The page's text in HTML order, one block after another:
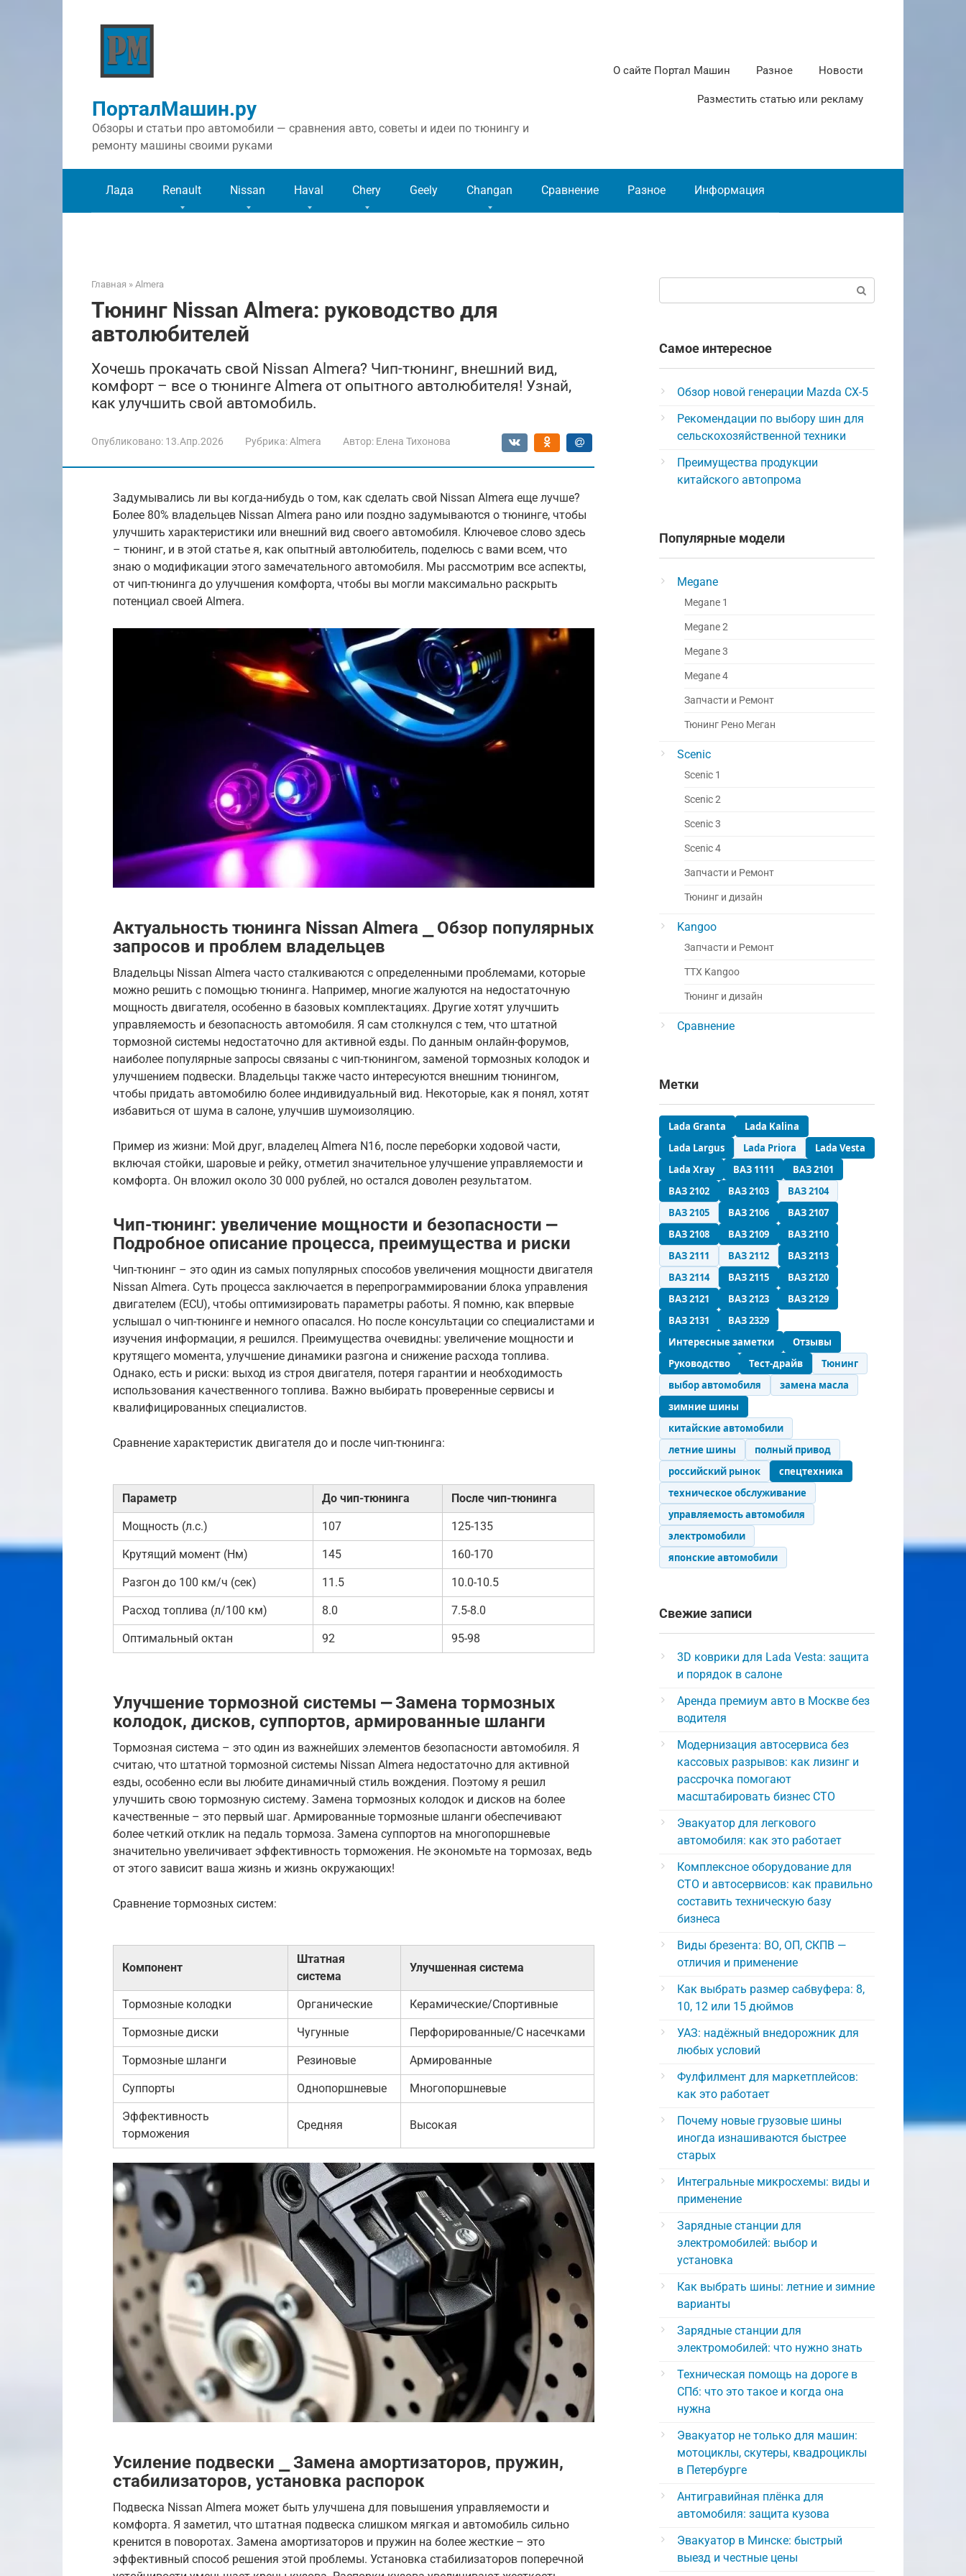
ПорталМашин.ру
Обзоры и статьи про автомобили — сравнения авто, советы и идеи по тюнингу и
ремонту машины своими руками
О сайте Портал Машин Разное Новости
Разместить статью или рекламу
Лада Renault Nissan Haval Chery Geely Changan Сравнение Разное Информация
Главная » Almera
Тюнинг Nissan Almera: руководство для
автолюбителей
Хочешь прокачать свой Nissan Almera? Чип-тюнинг, внешний вид,
комфорт – все о тюнинге Almera от опытного автолюбителя! Узнай,
как улучшить свой автомобиль.
Опубликовано: 13.Апр.2026 Рубрика: Almera Автор: Елена Тихонова
Задумывались ли вы когда-нибудь о том, как сделать свой Nissan Almera еще лучше?
Более 80% владельцев Nissan Almera рано или поздно задумываются о тюнинге, чтобы
улучшить характеристики или внешний вид своего автомобиля. Ключевое слово здесь
– тюнинг, и в этой статье я, как опытный автолюбитель, поделюсь с вами всем, что
знаю о модификации этого замечательного автомобиля. Мы рассмотрим все аспекты,
от чип-тюнинга до улучшения комфорта, чтобы вы могли максимально раскрыть
потенциал своей Almera.
Актуальность тюнинга Nissan Almera ⎯ Обзор популярных
запросов и проблем владельцев
Владельцы Nissan Almera часто сталкиваются с определенными проблемами, которые
можно решить с помощью тюнинга. Например, многие жалуются на недостаточную
мощность двигателя, особенно в базовых комплектациях. Другие хотят улучшить
управляемость и безопасность автомобиля. Я сам столкнулся с тем, что штатной
тормозной системы недостаточно для активной езды. По данным онлайн-форумов,
наиболее популярные запросы связаны с чип-тюнингом, заменой тормозных колодок и
улучшением подвески. Владельцы также часто интересуются внешним тюнингом,
чтобы придать автомобилю более индивидуальный вид. Некоторые, как я понял, хотят
избавиться от шума в салоне, улучшив шумоизоляцию.
Пример из жизни: Мой друг, владелец Almera N16, после переборки ходовой части,
включая стойки, шаровые и рейку, отметил значительное улучшение управляемости и
комфорта. Он вложил около 30 000 рублей, но остался доволен результатом.
Чип-тюнинг: увеличение мощности и безопасности ⎼
Подробное описание процесса, преимущества и риски
Чип-тюнинг – это один из самых популярных способов увеличения мощности двигателя
Nissan Almera. Суть процесса заключается в перепрограммировании блока управления
двигателем (ECU), чтобы оптимизировать параметры работы. Я помню, как впервые
услышал о чип-тюнинге и немного опасался. Но после консультации со специалистами и
изучения информации, я решился. Преимущества очевидны: увеличение мощности и
крутящего момента, улучшение динамики разгона и снижение расхода топлива.
Однако, есть и риски: выход из строя двигателя, потеря гарантии и необходимость
использования качественного топлива. Важно выбирать проверенные сервисы и
квалифицированных специалистов.
Сравнение характеристик двигателя до и после чип-тюнинга:
Параметр До чип-тюнинга После чип-тюнинга
Мощность (л.с.) 107 125-135
Крутящий момент (Нм) 145 160-170
Разгон до 100 км/ч (сек) 11.5 10.0-10.5
Расход топлива (л/100 км) 8.0 7.5-8.0
Оптимальный октан 92 95-98
Улучшение тормозной системы ⎼ Замена тормозных
колодок, дисков, суппортов, армированные шланги
Тормозная система – это один из важнейших элементов безопасности автомобиля. Я
считаю, что штатной тормозной системы Nissan Almera недостаточно для активной
езды, особенно если вы любите динамичный стиль вождения. Поэтому я решил
улучшить свою тормозную систему. Замена тормозных колодок и дисков на более
качественные – это первый шаг. Армированные тормозные шланги обеспечивают
более четкий отклик на педаль тормоза. Замена суппортов на многопоршневые
значительно увеличивает эффективность торможения. Не экономьте на тормозах, ведь
от этого зависит ваша жизнь и жизнь окружающих!
Сравнение тормозных систем:
Компонент
Штатная
система
Улучшенная система
Тормозные колодки Органические Керамические/Спортивные
Тормозные диски Чугунные Перфорированные/С насечками
Тормозные шланги Резиновые Армированные
Суппорты Однопоршневые Многопоршневые
Эффективность
торможения
Средняя Высокая
Усиление подвески ⎯ Замена амортизаторов, пружин,
стабилизаторов, установка распорок
Подвеска Nissan Almera может быть улучшена для повышения управляемости и
комфорта. Я заметил, что штатная подвеска слишком мягкая и автомобиль сильно
кренится в поворотах. Замена амортизаторов и пружин на более жесткие – это
эффективный способ решения этой проблемы. Установка стабилизаторов поперечной
Самое интересное
Обзор новой генерации Mazda CX-5
Рекомендации по выбору шин для
сельскохозяйственной техники
Преимущества продукции
китайского автопрома
Популярные модели
Megane
Megane 1
Megane 2
Megane 3
Megane 4
Запчасти и Ремонт
Тюнинг Рено Меган
Scenic
Scenic 1
Scenic 2
Scenic 3
Scenic 4
Запчасти и Ремонт
Тюнинг и дизайн
Kangoo
Запчасти и Ремонт
ТТХ Kangoo
Тюнинг и дизайн
Сравнение
Метки
Lada Granta
Lada Kalina
Lada Largus
Lada Priora
Lada Vesta
Lada Xray
ВАЗ 1111
ВАЗ 2101
ВАЗ 2102
ВАЗ 2103
ВАЗ 2104
ВАЗ 2105
ВАЗ 2106
ВАЗ 2107
ВАЗ 2108
ВАЗ 2109
ВАЗ 2110
ВАЗ 2111
ВАЗ 2112
ВАЗ 2113
ВАЗ 2114
ВАЗ 2115
ВАЗ 2120
ВАЗ 2121
ВАЗ 2123
ВАЗ 2129
ВАЗ 2131
ВАЗ 2329
Интересные заметки
Отзывы
Руководство
Тест-драйв
Тюнинг
выбор автомобиля
замена масла
зимние шины
китайские автомобили
летние шины
полный привод
российский рынок
спецтехника
техническое обслуживание
управляемость автомобиля
электромобили
японские автомобили
Свежие записи
3D коврики для Lada Vesta: защита
и порядок в салоне
Аренда премиум авто в Москве без
водителя
Модернизация автосервиса без
кассовых разрывов: как лизинг и
рассрочка помогают
масштабировать бизнес СТО
Эвакуатор для легкового
автомобиля: как это работает
Комплексное оборудование для
СТО и автосервисов: как правильно
составить техническую базу
бизнеса
Виды брезента: ВО, ОП, СКПВ —
отличия и применение
Как выбрать размер сабвуфера: 8,
10, 12 или 15 дюймов
УАЗ: надёжный внедорожник для
любых условий
Фулфилмент для маркетплейсов:
как это работает
Почему новые грузовые шины
иногда изнашиваются быстрее
старых
Интегральные микросхемы: виды и
применение
Зарядные станции для
электромобилей: выбор и
установка
Как выбрать шины: летние и зимние
варианты
Зарядные станции для
электромобилей: что нужно знать
Техническая помощь на дороге в
СПб: что это такое и когда она
нужна
Эвакуатор не только для машин:
мотоциклы, скутеры, квадроциклы
в Петербурге
Антигравийная плёнка для
автомобиля: защита кузова
Эвакуатор в Минске: быстрый
выезд и честные цены